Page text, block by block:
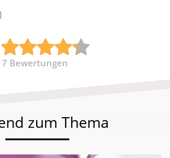
7 Bewertungen
zum Thema